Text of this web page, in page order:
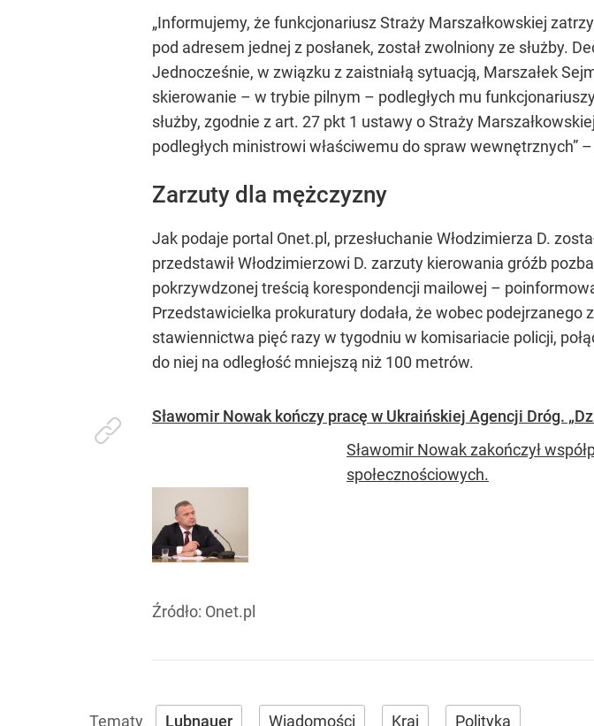
„Informujemy, że funkcjonariusz Straży Marszałkowskiej
pod adresem jednej z posłanek, został zwolniony ze służby.
Jednocześnie, w związku z zaistniałą sytuacją, Marszałek
skierowanie – w trybie pilnym – podległych mu
służby, zgodnie z art. 27 pkt 1 ustawy o Straży
podległych ministrowi właściwemu do spraw wewnętrznych”
Zarzuty dla mężczyzny
Jak podaje portal Onet.pl, przesłuchanie Włodzimierza D.
przedstawił Włodzimierzowi D. zarzuty kierowania gróźb
pokrzywdzonej treścią korespondencji mailowej –
Przedstawicielka prokuratury dodała, że wobec
stawiennictwa pięć razy w tygodniu w komisariacie policji,
do niej na odległość mniejszą niż 100 metrów.
Sławomir Nowak kończy pracę w Ukraińskiej Agencji Dróg.
Sławomir Nowak zakończył
społecznościowych.
Źródło: Onet.pl
Lubnauer Wiadomości Kraj Polityka